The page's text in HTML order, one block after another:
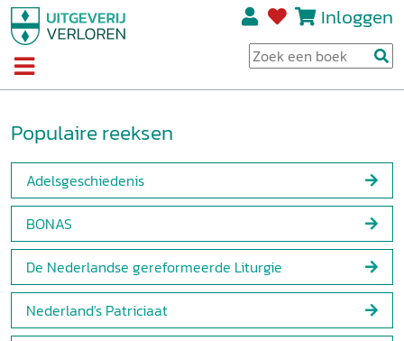
Inloggen
Populaire reeksen
Adelsgeschiedenis
BONAS
De Nederlandse gereformeerde Liturgie
Nederland's Patriciaat